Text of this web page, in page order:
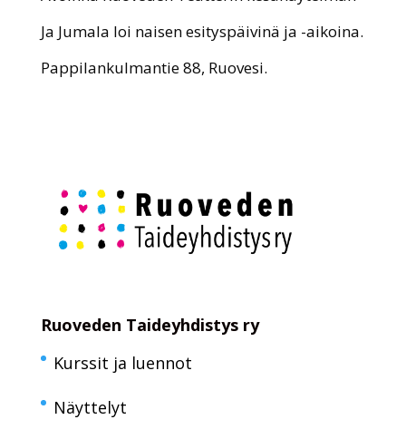
Ja Jumala loi naisen esityspäivinä ja -aikoina.
Pappilankulmantie 88, Ruovesi.
Ruoveden Taideyhdistys ry
Kurssit ja luennot
Näyttelyt